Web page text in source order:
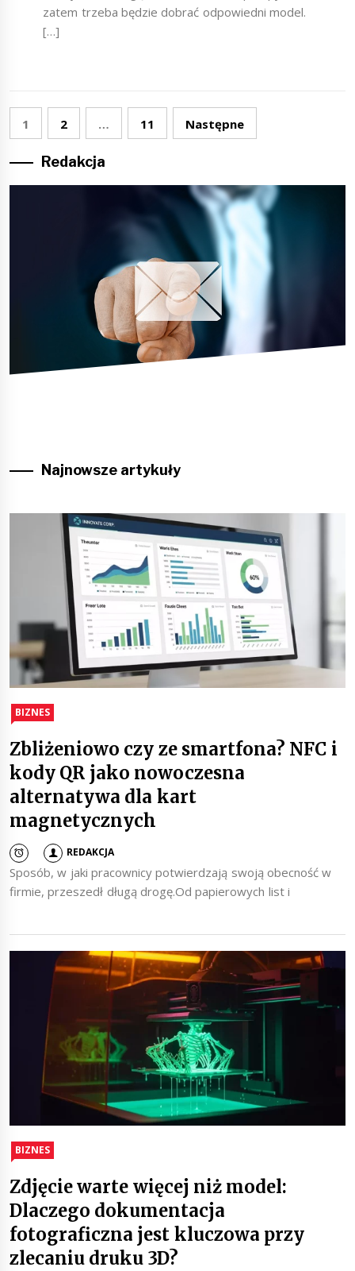
zatem trzeba będzie dobrać odpowiedni model.
[…]
Stronicowanie
wpisów
1 2 … 11 Następne
Redakcja
Najnowsze artykuły
BIZNES
Zbliżeniowo czy ze smartfona? NFC i
kody QR jako nowoczesna
alternatywa dla kart
magnetycznych
REDAKCJA
Sposób, w jaki pracownicy potwierdzają swoją obecność w
firmie, przeszedł długą drogę.Od papierowych list i
BIZNES
Zdjęcie warte więcej niż model:
Dlaczego dokumentacja
fotograficzna jest kluczowa przy
zlecaniu druku 3D?